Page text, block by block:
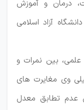
درمان و آموزش
آزاد اسلامی
و علمی، بین نمرات و
وی مغایرت های
عدم تطابق معدل